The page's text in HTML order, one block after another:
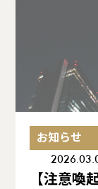
お知らせ
【注意喚